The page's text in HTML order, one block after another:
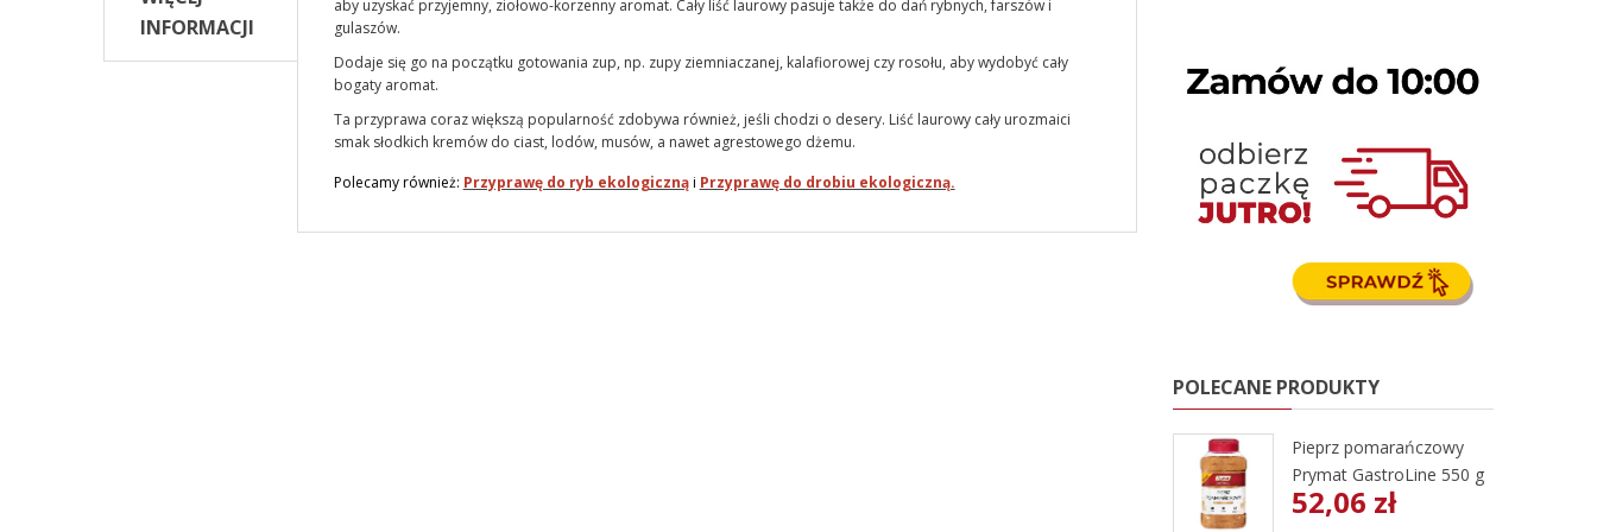
INFORMACJI
aby uzyskać przyjemny, ziołowo-korzenny aromat. Cały liść laurowy pasuje także do dań rybnych, farszów i
gulaszów.
Dodaje się go na początku gotowania zup, np. zupy ziemniaczanej, kalafiorowej czy rosołu, aby wydobyć cały
bogaty aromat.
Ta przyprawa coraz większą popularność zdobywa również, jeśli chodzi o desery. Liść laurowy cały urozmaici
smak słodkich kremów do ciast, lodów, musów, a nawet agrestowego dżemu.
Polecamy również: Przyprawę do ryb ekologicznąi Przyprawę do drobiu ekologiczną.
POLECANE PRODUKTY
Pieprz pomarańczowy
Prymat GastroLine 550 g
52,06 zł